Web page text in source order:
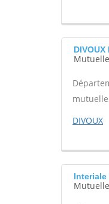
DIVOUX
DIVOUX
Interiale